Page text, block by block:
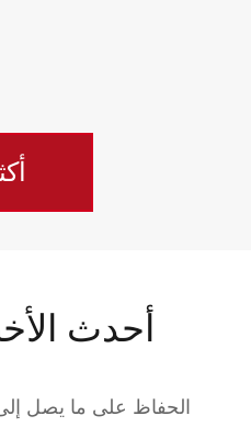
أحدث
الحفاظ على ما يصل